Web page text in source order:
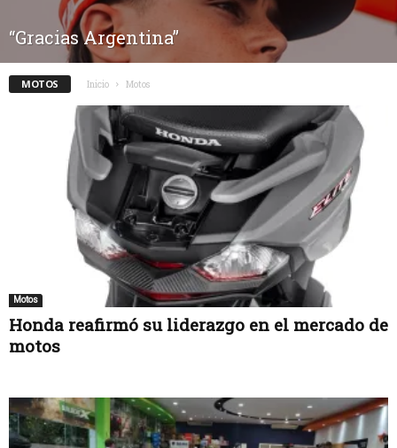
“Gracias Argentina”
MOTOS Inicio Motos
Motos
Honda reafirmó su liderazgo en el mercado de
motos